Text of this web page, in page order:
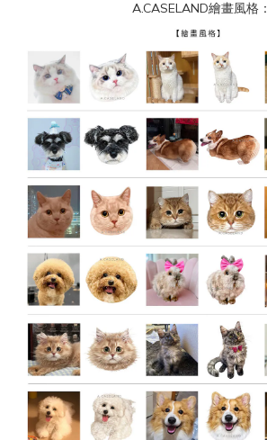
A.CASELAND繪畫風格：